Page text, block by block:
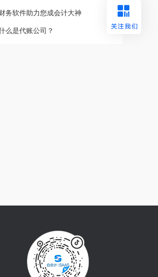
务软件助力您成会计大神
么是代账公司？